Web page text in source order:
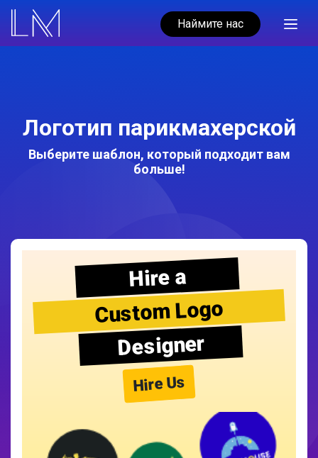
Наймите нас
Логотип парикмахерской
Выберите шаблон, который подходит вам
больше!
Hire a
Custom Logo
Designer
Hire Us